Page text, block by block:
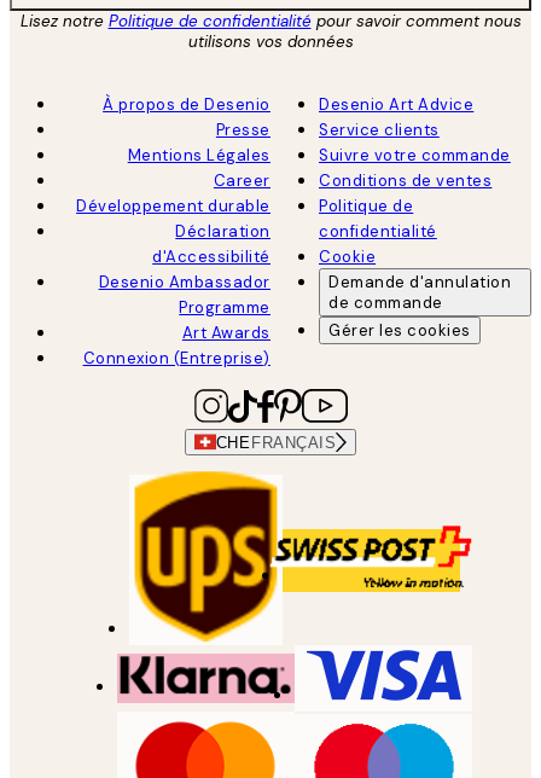
Lisez notre Politique de confidentialitépour savoir comment nous
utilisons vos données
À propos de Desenio
Presse
Mentions Légales
Career
Développement durable
Déclaration
d'Accessibilité
Desenio Ambassador
Programme
Art Awards
Connexion (Entreprise)
Desenio Art Advice
Service clients
Suivre votre commande
Conditions de ventes
Politique de
confidentialité
Cookie
Demande d'annulation
de commande
Gérer les cookies
CHE FRANÇAIS